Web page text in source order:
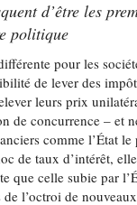
d’être les
politique
pour les
de lever des
leurs prix
de concurrence – et
comme l’État
de taux d’intérêt,
que celle subie par
l’octroi de